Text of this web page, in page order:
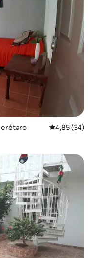
4,85 de uma
4,85 (34)